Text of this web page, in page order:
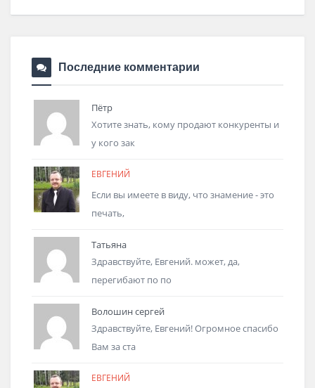
Последние комментарии
Пётр
Хотите знать, кому продают конкуренты и
у кого зак
ЕВГЕНИЙ
Если вы имеете в виду, что знамение - это
печать,
Татьяна
Здравствуйте, Евгений. может, да,
перегибают по по
Волошин сергей
Здравствуйте, Евгений! Огромное спасибо
Вам за ста
ЕВГЕНИЙ